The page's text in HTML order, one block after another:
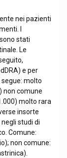
nei pazienti
I
stati
Le
e per
molto
non comune
molto rara
insorte
studi di
Comune:
non comune: